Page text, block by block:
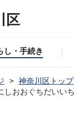
し・手続き
神奈川区トッ
しおおぐちだいい